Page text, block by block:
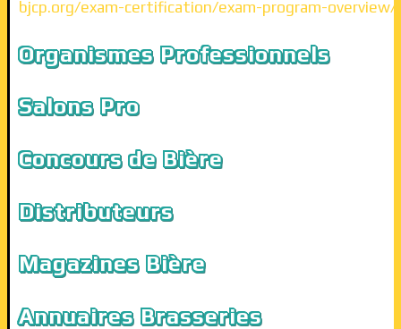
bjcp.org/exam-certification/exam-program-overview/
Organismes Professionnels
Salons Pro
Concours de Bière
Distributeurs
Magazines Bière
Annuaires Brasseries